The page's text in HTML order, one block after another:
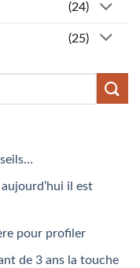
(24)
(25)
il est
pour profiler
de 3 ans la touche